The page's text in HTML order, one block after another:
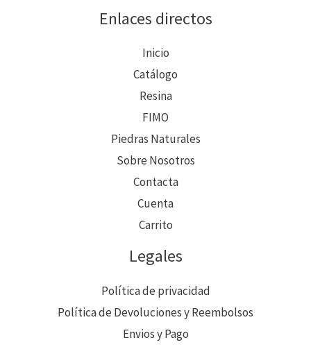
Enlaces directos
Inicio
Catálogo
Resina
FIMO
Piedras Naturales
Sobre Nosotros
Contacta
Cuenta
Carrito
Legales
Política de privacidad
Política de Devoluciones y Reembolsos
Envios y Pago